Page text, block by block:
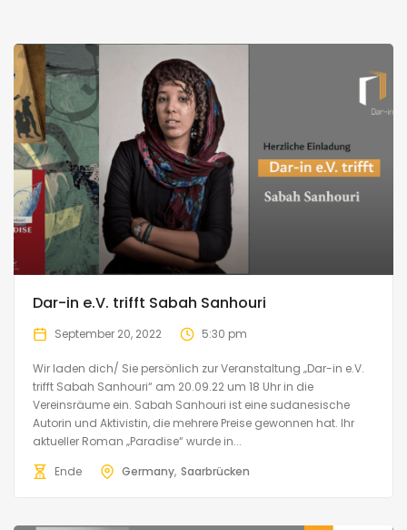
Dar-in e.V. trifft Sabah Sanhouri
September 20, 2022 5:30 pm
Wir laden dich/ Sie persönlich zur Veranstaltung „Dar-in e.V.
trifft Sabah Sanhouri“ am 20.09.22 um 18 Uhr in die
Vereinsräume ein. Sabah Sanhouri ist eine sudanesische
Autorin und Aktivistin, die mehrere Preise gewonnen hat. Ihr
aktueller Roman „Paradise“ wurde in...
Ende
Germany Saarbrücken